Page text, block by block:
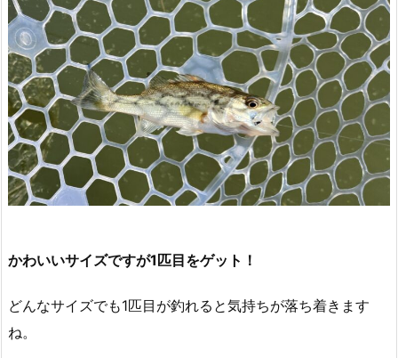
かわいいサイズですが1匹目をゲット！
どんなサイズでも1匹目が釣れると気持ちが落ち着きます
ね。